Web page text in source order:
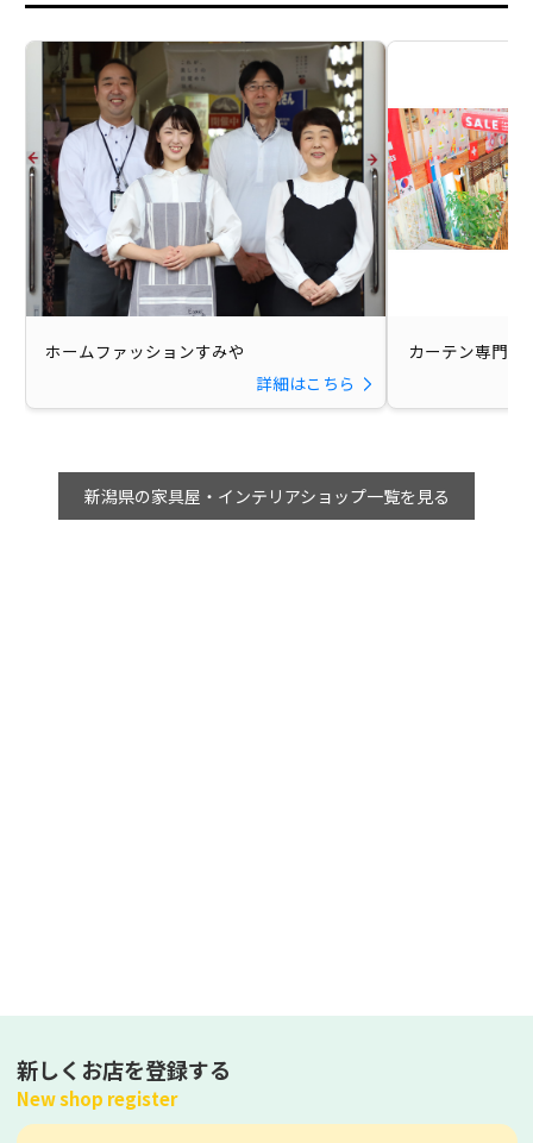
ホームファッションすみや
詳細はこちら
カーテン専門館
新潟県の家具屋・インテリアショップ一覧を見る
新しくお店を登録する
New shop register